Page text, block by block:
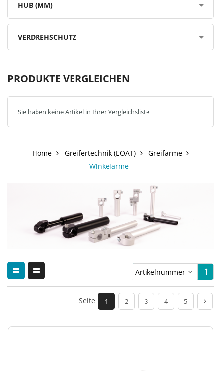
HUB (MM)
VERDREHSCHUTZ
PRODUKTE VERGLEICHEN
Sie haben keine Artikel in Ihrer Vergleichsliste
Home Greifertechnik (EOAT)
Greifarme
Winkelarme
Seite 1 2 3 4 5